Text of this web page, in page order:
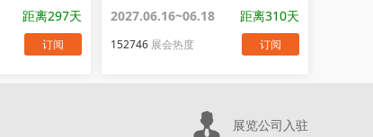
距离297天
订阅
2027.06.16~06.18
距离310天
152746展会热度 订阅
展览公司入驻